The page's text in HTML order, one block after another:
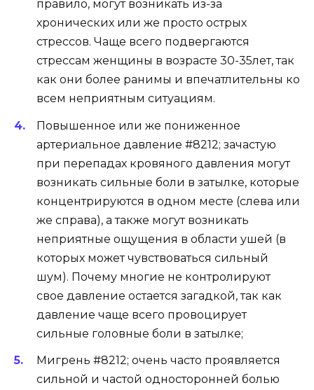
правило, могут возникать из-за
хронических или же просто острых
стрессов. Чаще всего подвергаются
стрессам женщины в возрасте 30-35лет, так
как они более ранимы и впечатлительны ко
всем неприятным ситуациям.
Повышенное или же пониженное
артериальное давление #8212; зачастую
при перепадах кровяного давления могут
возникать сильные боли в затылке, которые
концентрируются в одном месте (слева или
же справа), а также могут возникать
неприятные ощущения в области ушей (в
которых может чувствоваться сильный
шум). Почему многие не контролируют
свое давление остается загадкой, так как
давление чаще всего провоцирует
сильные головные боли в затылке;
Мигрень #8212; очень часто проявляется
сильной и частой односторонней болью